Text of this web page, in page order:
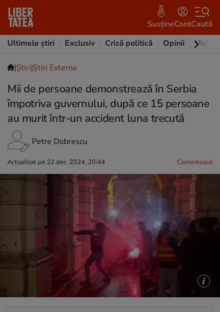
SusțineContCaută
Ultimele știri
Exclusiv Criză politică Opinii Video
|Ştiri|Știri Externe
Mii de persoane demonstrează în Serbia
împotriva guvernului, după ce 15 persoane
au murit într-un accident luna trecută
Petre Dobrescu
Actualizat pe 22 dec. 2024, 20:44 Comentează